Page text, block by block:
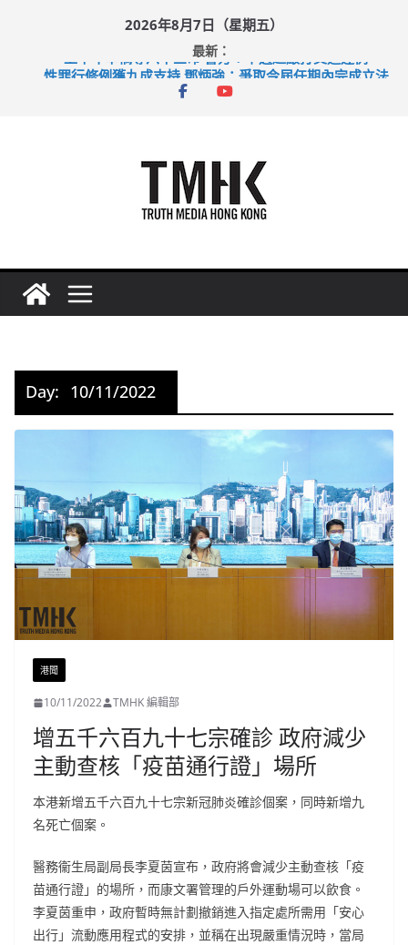
2026年8月7日（星期五）
最新：
上半年車禍奪六十三命 警方：下週起嚴打交通違例
性罪行修例獲九成支持 鄧炳強：爭取今屆任期內完成立法
涉造假公屋富戶申報表 倉管員准保釋候訊
Day: 10/11/2022
港聞
10/11/2022 TMHK 編輯部
增五千六百九十七宗確診 政府減少
主動查核「疫苗通行證」場所
本港新增五千六百九十七宗新冠肺炎確診個案，同時新增九
名死亡個案。
醫務衞生局副局長李夏茵宣布，政府將會減少主動查核「疫
苗通行證」的場所，而康文署管理的戶外運動場可以飲食。
李夏茵重申，政府暫時無計劃撤銷進入指定處所需用「安心
出行」流動應用程式的安排，並稱在出現嚴重情況時，當局